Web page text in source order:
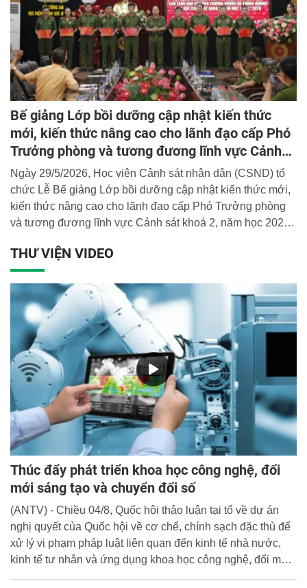
Bế giảng Lớp bồi dưỡng cập nhật kiến thức
mới, kiến thức nâng cao cho lãnh đạo cấp Phó
Trưởng phòng và tương đương lĩnh vực Cảnh
sát khoá 2, năm học 2025 - 2026
Ngày 29/5/2026, Học viện Cảnh sát nhân dân (CSND) tổ
chức Lễ Bế giảng Lớp bồi dưỡng cập nhật kiến thức mới,
kiến thức nâng cao cho lãnh đạo cấp Phó Trưởng phòng
và tương đương lĩnh vực Cảnh sát khoá 2, năm học 2025 -
Học viện dự và chủ trì buổi lễ.
THƯ VIỆN VIDEO
Thúc đẩy phát triển khoa học công nghệ, đổi
mới sáng tạo và chuyển đổi số
(ANTV) - Chiều 04/8, Quốc hội thảo luận tại tổ về dự án
nghị quyết của Quốc hội về cơ chế, chính sạch đặc thù để
xử lý vi phạm pháp luật liên quan đến kinh tế nhà nước,
kinh tế tư nhân và ứng dụng khoa học công nghệ, đổi mới